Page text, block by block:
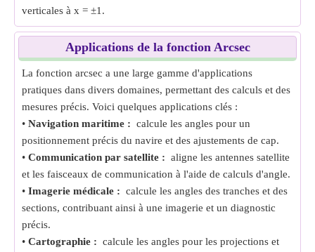
verticales à x = ±1.
Applications de la fonction Arcsec
La fonction arcsec a une large gamme d'applications
pratiques dans divers domaines, permettant des calculs et des
mesures précis. Voici quelques applications clés :
• Navigation maritime : calcule les angles pour un
positionnement précis du navire et des ajustements de cap.
• Communication par satellite : aligne les antennes satellite
et les faisceaux de communication à l'aide de calculs d'angle.
• Imagerie médicale : calcule les angles des tranches et des
sections, contribuant ainsi à une imagerie et un diagnostic
précis.
• Cartographie : calcule les angles pour les projections et